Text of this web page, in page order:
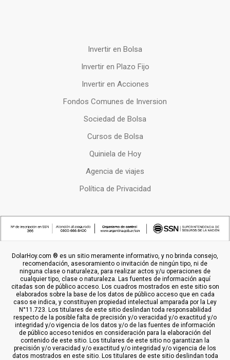
Invertir en Bolsa
Invertir en Plazo Fijo
Invertir en Acciones
Fondos Comunes de Inversion
Sociedad de Bolsa
Cursos de Bolsa
Quiniela de Hoy
Agencia de viajes
Política de Privacidad
DolarHoy.com ® es un sitio meramente informativo, y no brinda consejo,
recomendación, asesoramiento o invitación de ningún tipo, ni de
ninguna clase o naturaleza, para realizar actos y/u operaciones de
cualquier tipo, clase o naturaleza. Las fuentes de información aquí
citadas son de público acceso. Los cuadros mostrados en este sitio son
elaborados sobre la base de los datos de público acceso que en cada
caso se indica, y constituyen propiedad intelectual amparada por la Ley
N°11.723. Los titulares de este sitio deslindan toda responsabilidad
respecto de la posible falta de precisión y/o veracidad y/o exactitud y/o
integridad y/o vigencia de los datos y/o de las fuentes de información
de público acceso tenidos en consideración para la elaboración del
contenido de este sitio. Los titulares de este sitio no garantizan la
precisión y/o veracidad y/o exactitud y/o integridad y/o vigencia de los
datos mostrados en este sitio. Los titulares de este sitio deslindan toda